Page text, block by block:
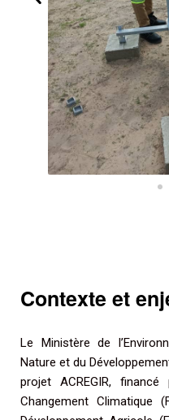
Contexte et
Le Ministère de
Nature et du
projet ACREGIR,
Changement Climatique